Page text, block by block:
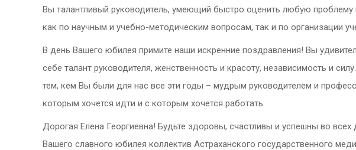
Вы талантливый руководитель, умеющий быстро оценить любую проблему
как по научным и учебно-методическим вопросам, так и по организации
В день Вашего юбилея примите наши искренние поздравления! Вы
себе талант руководителя, женственность и красоту, независимость и
тем, кем Вы были для нас все эти годы – мудрым руководителем и
которым хочется идти и с которым хочется работать.
Дорогая Елена Георгиевна! Будьте здоровы, счастливы и успешны во всех
Вашего славного юбилея коллектив Астраханского государственного